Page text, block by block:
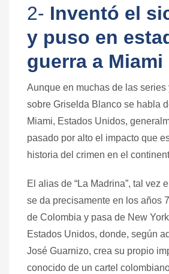
2- Inventó el
y puso en
guerra a Miami
Aunque en muchas de las series
sobre Griselda Blanco se habla
Miami, Estados Unidos,
pasado por alto el impacto que
historia del crimen en el
El alias de “La Madrina”, tal vez
se da precisamente en los años
de Colombia y pasa de New
Estados Unidos, donde, según
José Guarnizo, crea su propio
conocido de un cartel